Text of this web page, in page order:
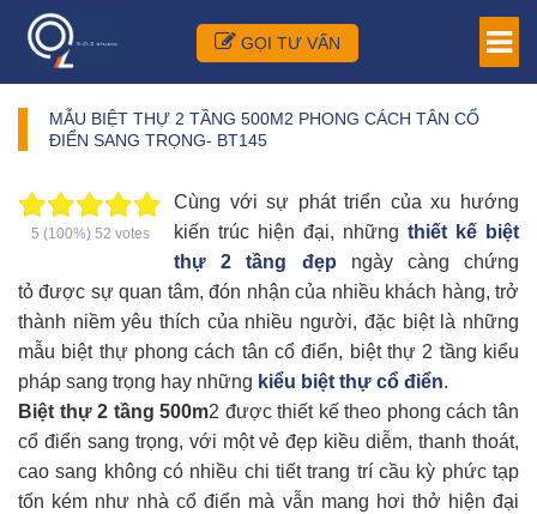
GỌI TƯ VẤN
MẪU BIỆT THỰ 2 TẦNG 500M2 PHONG CÁCH TÂN CỔ
ĐIỂN SANG TRỌNG- BT145
5 (100%) 52 votes
Cùng với sự phát triển của xu hướng
kiến trúc hiện đại, những thiết kế biệt
thự 2 tầng đẹp ngày càng chứng
tỏ được sự quan tâm, đón nhận của nhiều khách hàng, trở
thành niềm yêu thích của nhiều người, đặc biệt là những
mẫu biệt thự phong cách tân cổ điển, biệt thự 2 tầng kiểu
pháp sang trọng hay những kiểu biệt thự cổ điển.
Biệt thự 2 tầng 500m2 được thiết kế theo phong cách tân
cổ điển sang trọng, với một vẻ đẹp kiều diễm, thanh thoát,
cao sang không có nhiều chi tiết trang trí cầu kỳ phức tạp
tốn kém như nhà cổ điển mà vẫn mang hơi thở hiện đại